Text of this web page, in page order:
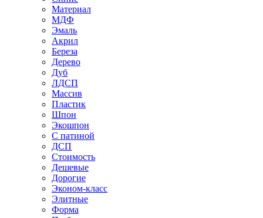
Материал
МДФ
Эмаль
Акрил
Береза
Дерево
Дуб
ЛДСП
Массив
Пластик
Шпон
Экошпон
С патиной
ДСП
Стоимость
Дешевые
Дорогие
Эконом-класс
Элитные
Форма